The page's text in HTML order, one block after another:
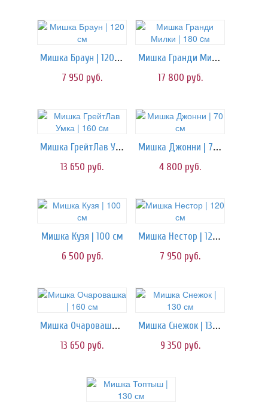
Мишка Браун | 120 см
7 950 руб.
Мишка Гранди Милки | 180 cм
17 800 руб.
Мишка ГрейтЛав Умка | 160 cм
13 650 руб.
Мишка Джонни | 70 см
4 800 руб.
Мишка Кузя | 100 см
6 500 руб.
Мишка Нестор | 120 см
7 950 руб.
Мишка Очаровашка | 160 см
13 650 руб.
Мишка Снежок | 130 см
9 350 руб.